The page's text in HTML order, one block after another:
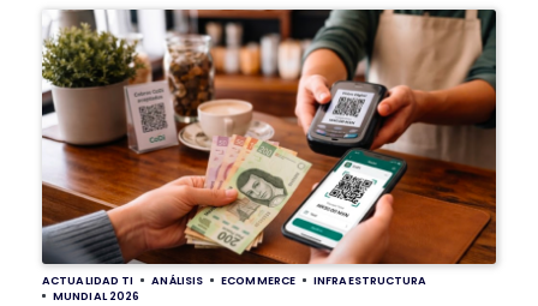
ACTUALIDAD TI ANÁLISIS ECOMMERCE
INFRAESTRUCTURA
MUNDIAL 2026